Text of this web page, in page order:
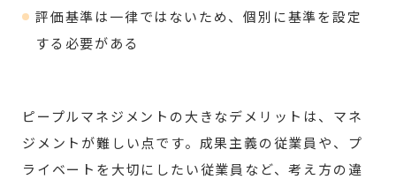
評価基準は一律ではないため、個別に基準を設定
する必要がある
ピープルマネジメントの大きなデメリットは、マネ
ジメントが難しい点です。成果主義の従業員や、プ
ライベートを大切にしたい従業員など、考え方の違